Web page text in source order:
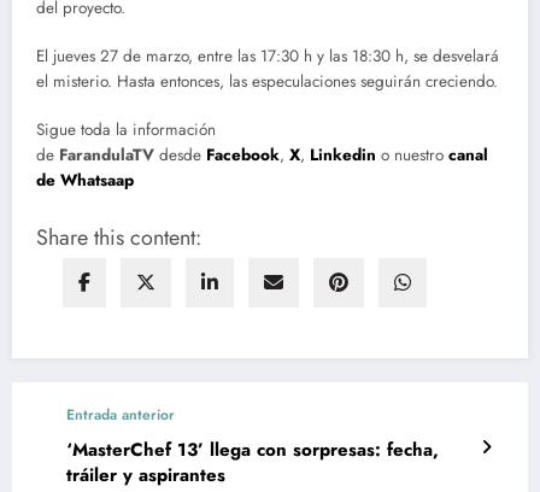
del proyecto.
El jueves 27 de marzo, entre las 17:30 h y las 18:30 h, se desvelará
el misterio. Hasta entonces, las especulaciones seguirán creciendo.
Sigue toda la información
de FarandulaTV desde Facebook, X, Linkedin o nuestro canal
de Whatsaap
Share this content:
Entrada anterior
‘MasterChef 13’ llega con sorpresas: fecha,
tráiler y aspirantes